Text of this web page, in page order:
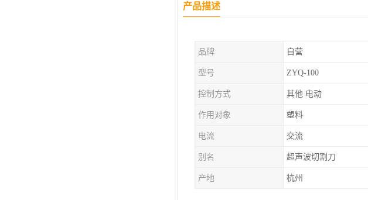
产品描述
品牌 自营
型号 ZYQ-100
控制方式 其他 电动
作用对象 塑料
电流 交流
别名 超声波切割刀
产地 杭州